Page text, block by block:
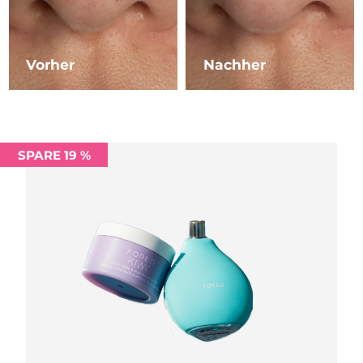
Vorher Nachher
SPARE 19 %
Norwegen Erwartete Lieferung8/8/26
Oman Erwartete Lieferung 8/11/26
Philippinen Erwartete Lieferung8/11/26
Portugal
Erwartete Lieferung
Erwartete Lieferung
Erwartete Lieferung